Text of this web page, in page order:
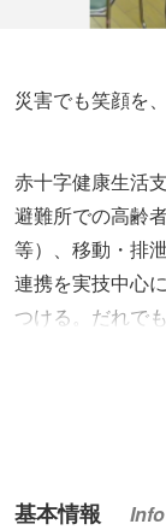
災害でも笑顔を
赤十字健康生活
避難所での高齢
等）、移動・排
連携を実技中心
つける。だれで
基本情報 Info